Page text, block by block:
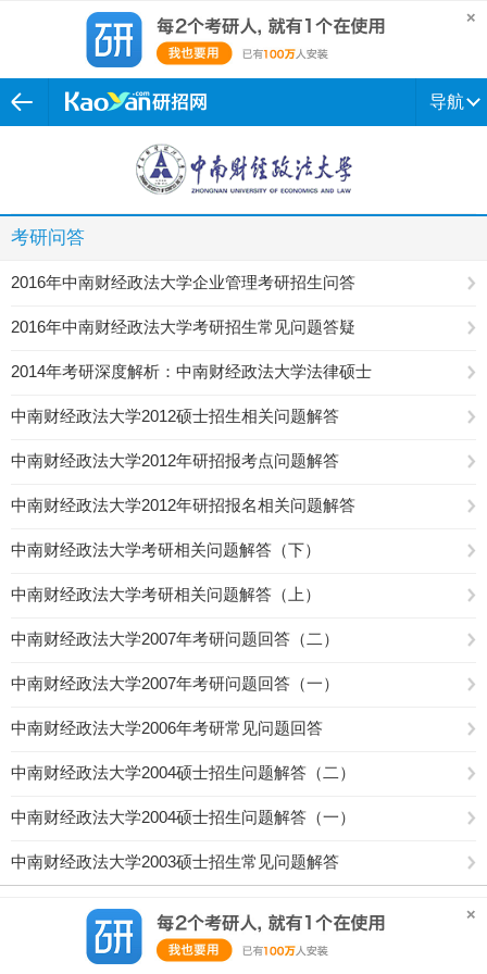
导航
考研问答
2016年中南财经政法大学企业管理考研招生问答
2016年中南财经政法大学考研招生常见问题答疑
2014年考研深度解析：中南财经政法大学法律硕士
中南财经政法大学2012硕士招生相关问题解答
中南财经政法大学2012年研招报考点问题解答
中南财经政法大学2012年研招报名相关问题解答
中南财经政法大学考研相关问题解答（下）
中南财经政法大学考研相关问题解答（上）
中南财经政法大学2007年考研问题回答（二）
中南财经政法大学2007年考研问题回答（一）
中南财经政法大学2006年考研常见问题回答
中南财经政法大学2004硕士招生问题解答（二）
中南财经政法大学2004硕士招生问题解答（一）
中南财经政法大学2003硕士招生常见问题解答